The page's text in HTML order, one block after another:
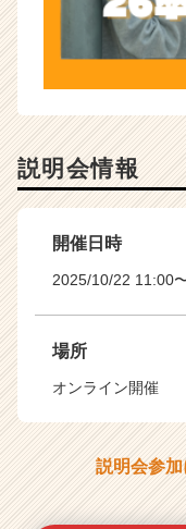
説明会情報
開催日時
2025/10/22 11:00
場所
オンライン開催
説明会参加